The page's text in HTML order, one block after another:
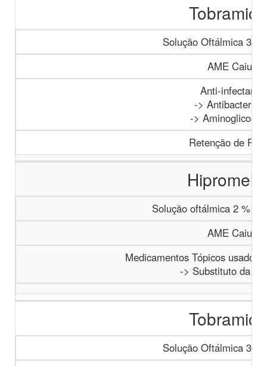
Solução Oftálmica 3
AME Caiucá
Anti-
->
->
Retenção de
Solução oftálmica 2 % -
AME Caiucá
Medicamentos Tópicos usados
-> Substituto da
Solução Oftálmica 3